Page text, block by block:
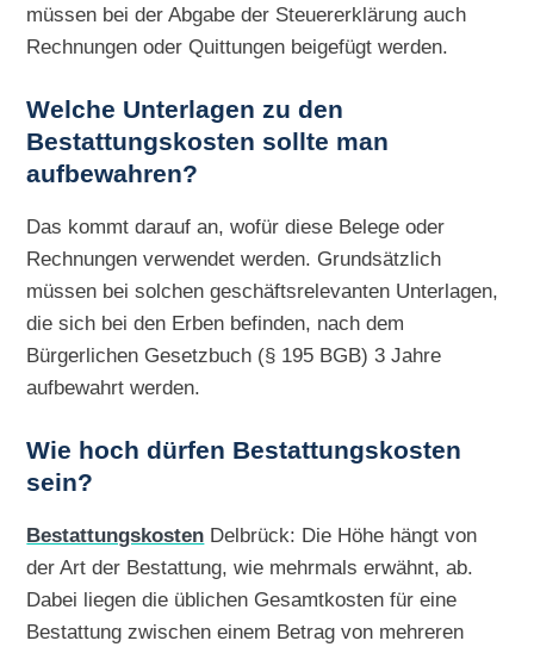
müssen bei der Abgabe der Steuererklärung auch
Rechnungen oder Quittungen beigefügt werden.
Welche Unterlagen zu den
Bestattungskosten sollte man
aufbewahren?
Das kommt darauf an, wofür diese Belege oder
Rechnungen verwendet werden. Grundsätzlich
müssen bei solchen geschäftsrelevanten Unterlagen,
die sich bei den Erben befinden, nach dem
Bürgerlichen Gesetzbuch (§ 195 BGB) 3 Jahre
aufbewahrt werden.
Wie hoch dürfen Bestattungskosten
sein?
Bestattungskosten Delbrück: Die Höhe hängt von
der Art der Bestattung, wie mehrmals erwähnt, ab.
Dabei liegen die üblichen Gesamtkosten für eine
Bestattung zwischen einem Betrag von mehreren